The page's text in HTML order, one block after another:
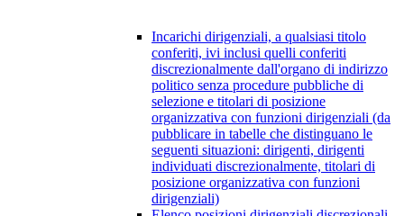
Incarichi dirigenziali, a qualsiasi titolo
conferiti, ivi inclusi quelli conferiti
discrezionalmente dall'organo di indirizzo
politico senza procedure pubbliche di
selezione e titolari di posizione
organizzativa con funzioni dirigenziali (da
pubblicare in tabelle che distinguano le
seguenti situazioni: dirigenti, dirigenti
individuati discrezionalmente, titolari di
posizione organizzativa con funzioni
dirigenziali)